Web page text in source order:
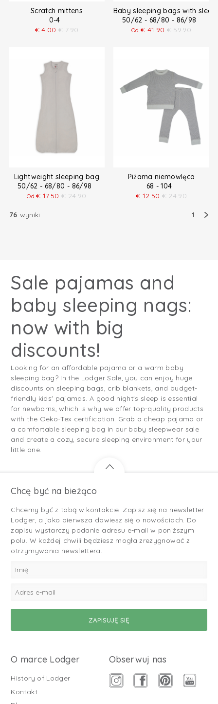
Scratch mittens
0-4
€ 4.00 € 7.90
Baby sleeping bags with
50/62 - 68/80 - 86/98
Od € 41.90 € 59.90
Lightweight sleeping bag
50/62 - 68/80 - 86/98
Od€ 17.50 € 24.90
Piżama niemowlęca
68 - 104
€ 12.50 € 24.90
76 wyniki 1
Sale pajamas and
baby sleeping nags:
now with big
discounts!
Looking for an affordable pajama or a warm baby
sleeping bag? In the Lodger Sale, you can enjoy huge
discounts on sleeping bags, crib blankets, and budget-
friendly kids' pajamas. A good night's sleep is essential
for newborns, which is why we offer top-quality products
with the Oeko-Tex certification. Grab a cheap pajama or
a comfortable sleeping bag in our baby sleepwear sale
and create a cozy, secure sleeping environment for your
little one.
Chcę być na bieżąco
Chcemy być z tobą w kontakcie. Zapisz się na newsletter
Lodger, a jako pierwsza dowiesz się o nowościach. Do
zapisu wystarczy podanie adresu e-mail w poniższym
polu. W każdej chwili będziesz mogła zrezygnować z
otrzymywania newslettera.
O marce Lodger
History of Lodger
Kontakt
Obserwuj nas